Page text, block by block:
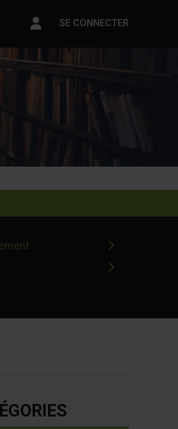
Paramètres du compte
SE CONNECTER